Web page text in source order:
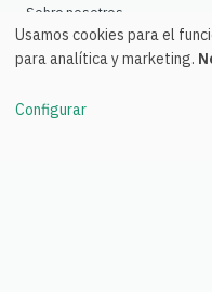
Sobre nosotros
Funcionalidades
Usamos cookies para el
para analítica y marketing.
Configurar